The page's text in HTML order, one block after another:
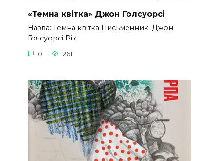
«Темна квітка» Джон Голсуорсі
Назва: Темна квітка Письменник: Джон
Голсуорсі Рік
0 261